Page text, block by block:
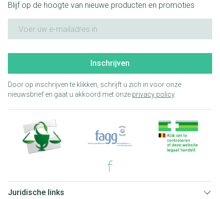
Blijf op de hoogte van nieuwe producten en promoties
Inschrijven
Door op inschrijven te klikken, schrijft u zich in voor onze
nieuwsbrief en gaat u akkoord met onze privacy policy.
Juridische links